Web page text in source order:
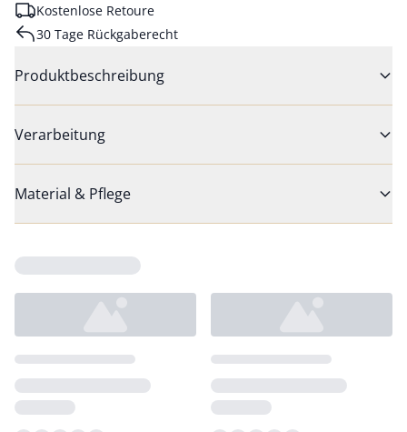
Kostenlose Retoure
30 Tage Rückgaberecht
Produktbeschreibung
Verarbeitung
Material & Pflege